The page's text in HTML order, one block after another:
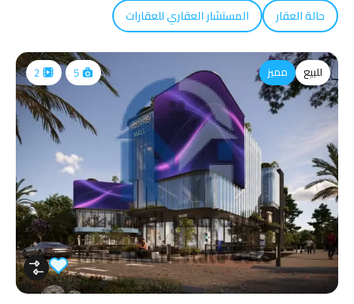
حالة العقار
المستشار العقاري للعقارات
للبيع مميز 5
2